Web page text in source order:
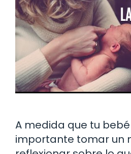
A medida que tu
importante tomar un